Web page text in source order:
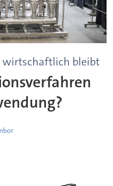
wirtschaftlich bleibt